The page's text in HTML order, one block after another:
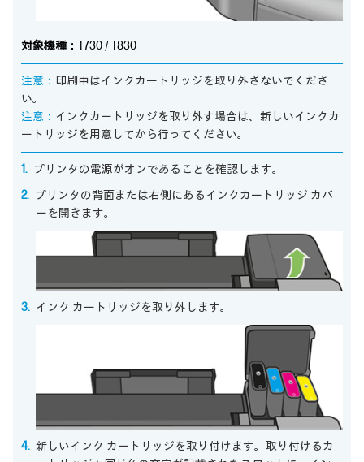
対象機種： T730 / T830
注意： 印刷中はインクカートリッジを取り外さないでくださ
い。
注意： インクカートリッジを取り外す場合は、新しいインクカ
ートリッジを用意してから行ってください。
プリンタの電源がオンであることを確認します。
プリンタの背面または右側にあるインクカートリッジ カバ
ーを開きます。
インク カートリッジを取り外します。
新しいインク カートリッジを取り付けます。取り付けるカ